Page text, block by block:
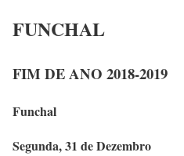
FUNCHAL
FIM DE ANO 2018-2019
Funchal
Segunda, 31 de Dezembro